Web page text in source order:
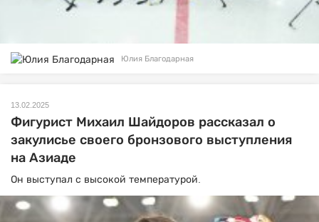
Юлия Благодарная
13.02.2025
Фигурист Михаил Шайдоров рассказал о
закулисье своего бронзового выступления
на Азиаде
Он выступал с высокой температурой.